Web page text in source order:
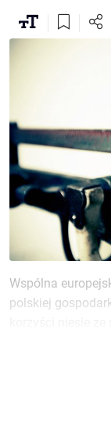
Wspólna
polskiej